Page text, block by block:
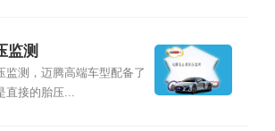
监测
监测，迈腾高端车型配备了
直接的胎压...